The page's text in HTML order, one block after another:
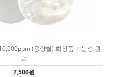
(용량별) 화장품 기능성 원
료
7,500원